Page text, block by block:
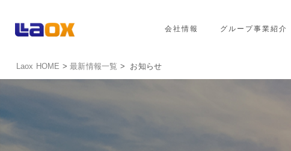
会社情報 グループ事業紹介
Laox HOME >最新情報一覧 > お知らせ